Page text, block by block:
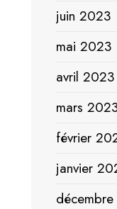
juin 2023
mai 2023
avril 2023
mars
février
janvier